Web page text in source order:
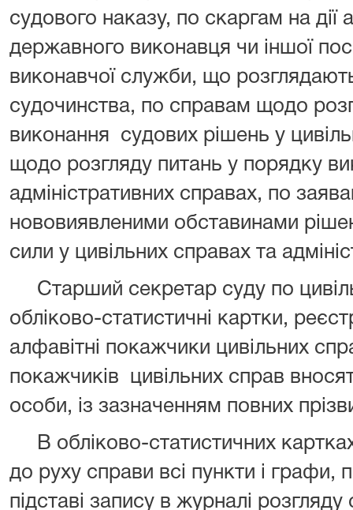
судового наказу, по скаргам на дії
державного виконавця чи іншої
виконавчої служби, що
судочинства, по справам щодо
виконання судових рішень у
щодо розгляду питань у порядку
адміністративних справах, по
нововиявленими обставинами
сили у цивільних справах та
Старший секретар суду по
обліково-статистичні картки,
алфавітні покажчики цивільних
покажчиків цивільних справ
особи, із зазначенням повних
В обліково-статистичних
до руху справи всі пункти і
підставі запису в журналі розгляду